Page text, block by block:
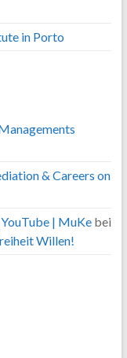
in Porto
& Careers on
| MuKebei
Willen!